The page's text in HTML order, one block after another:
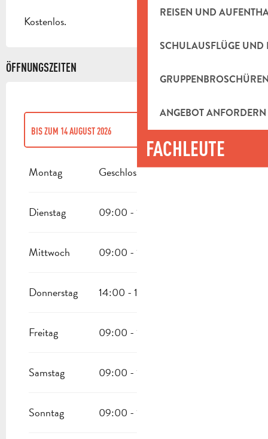
REISEN UND
SCHULAUSFLÜGE UND
ANGEBOT ANFORDERN
FACHLEUTE
Kostenlos.
ÖFFNUNGSZEITEN
VOM BIS ZUM 18 JULI 2026
BIS ZUM 14 AUGUST 2026
Montag Geschlossen
Dienstag 09:00 - 12:30
Mittwoch 09:00 - 12:30
Donnerstag 14:00 - 18:00
Freitag 09:00 - 12:30
Samstag 09:00 - 12:30
Sonntag 09:00 - 12:30